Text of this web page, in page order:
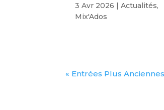
3 Avr 2026 |Actualités,
Mix'Ados
« Entrées Plus Anciennes